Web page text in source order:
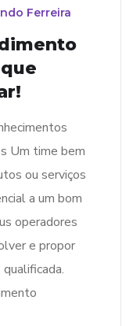
Ferreira
Um time bem
ou serviços
a um bom
operadores
e propor